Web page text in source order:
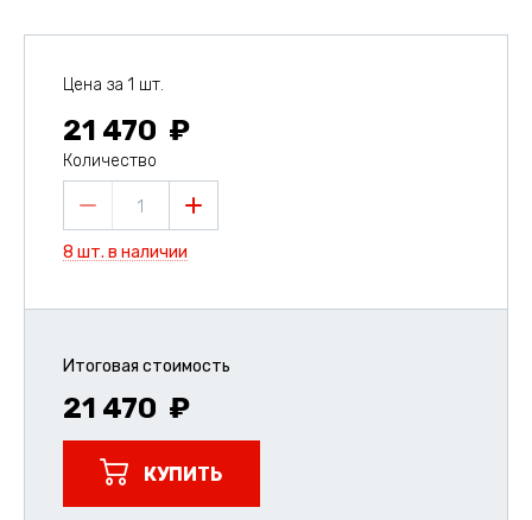
Цена за 1 шт.
21 470
Количество
1
8 шт. в наличии
Итоговая стоимость
21 470
КУПИТЬ